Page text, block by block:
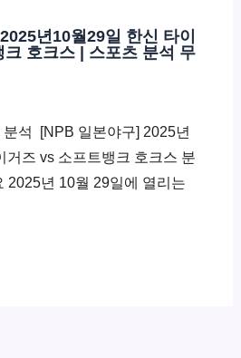
년10월29일 한신 타이
호크스 | 스포츠 분석 무
석 ​ [NPB 일본야구] 2025년
거즈 vs 소프트뱅크 호크스 분
2025년 10월 29일에 열리는